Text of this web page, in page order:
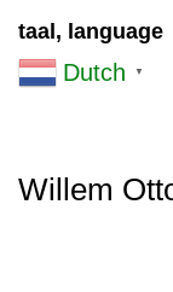
taal, language
Dutch ▼
Willem